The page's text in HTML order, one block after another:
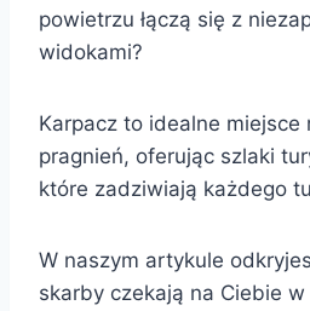
powietrzu łączą się z
widokami?
Karpacz to idealne miejsce
pragnień, oferując szlaki
które zadziwiają każdego
W naszym artykule
skarby czekają na Ciebie w